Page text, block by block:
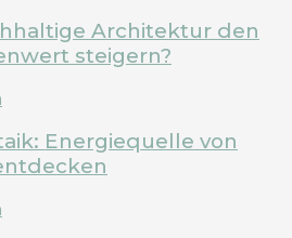
Architektur den
steigern?
Energiequelle von